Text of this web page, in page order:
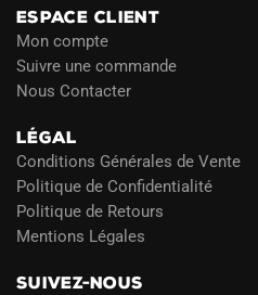
ESPACE CLIENT
Mon compte
Suivre une commande
Nous Contacter
LÉGAL
Conditions Générales de Vente
Politique de Confidentialité
Politique de Retours
Mentions Légales
SUIVEZ-NOUS